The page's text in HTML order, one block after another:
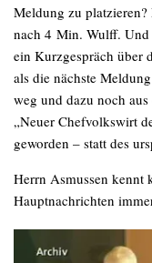
Meldung zu
nach 4 Min. Wulff. Und
ein Kurzgespräch über
als die nächste
weg und dazu noch
„Neuer Chefvolkswirt
geworden – statt des
Herrn Asmussen kennt
Hauptnachrichten